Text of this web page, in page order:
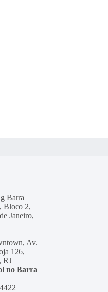
Barra
Bloco 2,
Janeiro,
Av.
126,
RJ
no Barra